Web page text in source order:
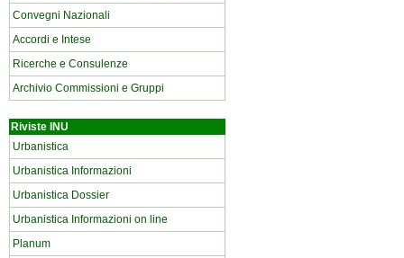
Convegni Nazionali
Accordi e Intese
Ricerche e Consulenze
Archivio Commissioni e Gruppi
Riviste INU
Urbanistica
Urbanistica Informazioni
Urbanistica Dossier
Urbanistica Informazioni on line
Planum